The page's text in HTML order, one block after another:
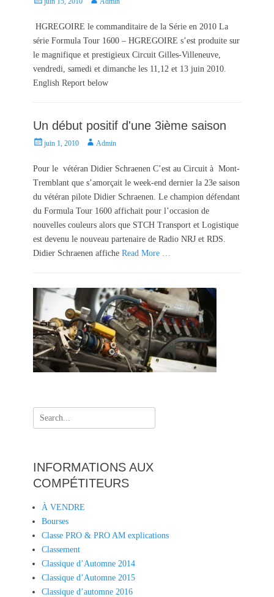
s
o
n
t
HGREGOIRE le commanditaire de la Série en 2010 La
série Formula Tour 1600 – HGREGOIRE s’est produite sur
le magnifique et prestigieux Circuit Gilles-Villeneuve,
vendredi, samedi et dimanche les 11,12 et 13 juin 2010.
English Report below
Un début positif d'une 3ième saison
P
s
t
o
n
juin 1, 2010
A
t
Admin
Pour le vétéran Didier Schraenen C’est au Circuit à Mont-
Tremblant que s’amorçait le week-end dernier la 23e saison
du vétéran pilote Didier Schraenen. Le champion défendant
du Formula Tour 1600 affichait pour l’occasion de
nouvelles couleurs alors que STCH Transport et Logistique
est devenu le nouveau partenaire de Radio NRJ et RDS.
Didier Schraenen affiche Read More …
Search
for:
INFORMATIONS AUX
COMPÉTITEURS
À VENDRE
Bourses
Classe PRO & PRO AM explications
Classement
Classique d’Automne 2014
Classique d’Automne 2015
Classique d’automne 2016